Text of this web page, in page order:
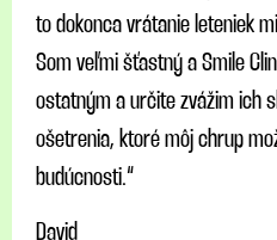
to dokonca vrátanie leteniek
Som veľmi šťastný a Smile
ostatným a určite zvážim ich
ošetrenia, ktoré môj chrup
budúcnosti.“
David